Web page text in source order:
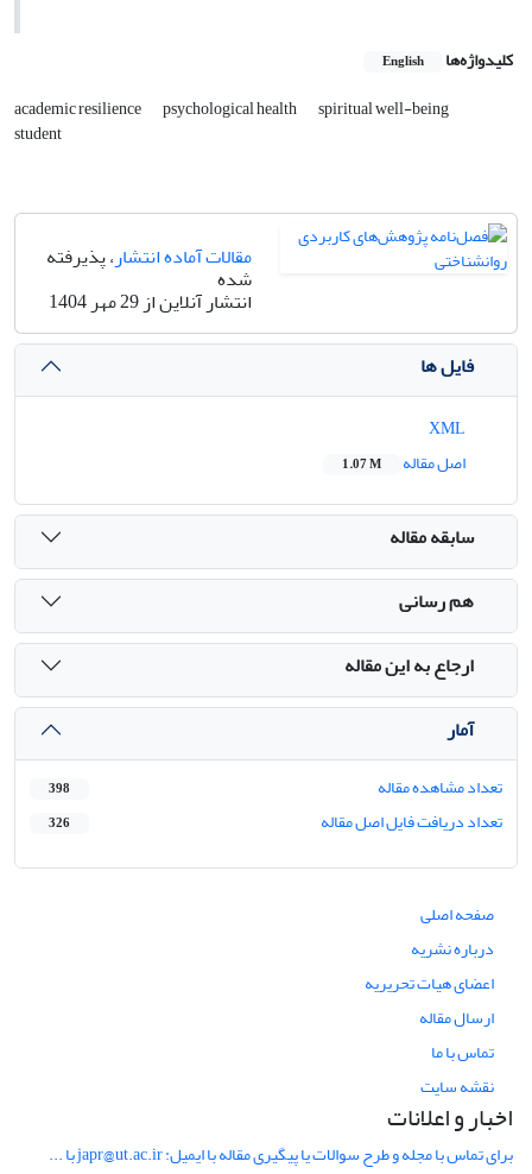
کلیدواژه‌ها English
academic resilience psychological health spiritual well-being
student
مقالات آماده انتشار، پذیرفته
شده
انتشار آنلاین از 29 مهر 1404
فایل ها
اصل مقاله
1.07 M
سابقه مقاله
هم رسانی
ارجاع به این مقاله
آمار
تعداد مشاهده مقاله 398
تعداد دریافت فایل اصل مقاله 326
صفحه اصلی
درباره نشریه
اعضای هیات تحریریه
ارسال مقاله
تماس با ما
نقشه سایت
اخبار و اعلانات
برای تماس با مجله و طرح سوالات یا پیگیری مقاله با ایمیل: japr@ut.ac.ir با ...